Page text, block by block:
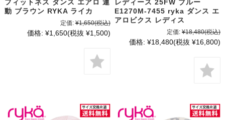
フィットネス ダンス エアロ 運
動 ブラウン RYKA ライカ
定価: ¥1,650(税込)
価格: ¥1,650(税抜 ¥1,500)
レディース 25FW ブルー
E1270M-7455 ryka ダンス エ
アロビクス レディス
定価: ¥18,480(税込)
価格: ¥18,480(税抜 ¥16,800)